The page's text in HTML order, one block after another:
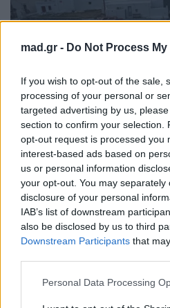
mad.gr - Do Not Process
If you wish to opt-out of the sale,
processing of your personal or
targeted advertising by us,
section to confirm your selection.
opt-out request is processed you
interest-based ads based on
us or personal information
your opt-out. You may
disclosure of your personal
IAB’s list of downstream
also be disclosed by us to third
Downstream Participants that
Personal Data Processing
https://